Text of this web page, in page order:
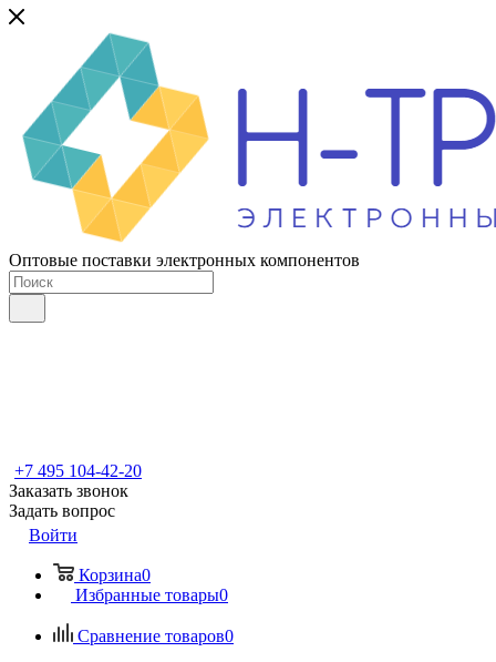
Оптовые поставки электронных компонентов
+7 495 104-42-20
Заказать звонок
Задать вопрос
Войти
Корзина0
Избранные товары0
Сравнение товаров0